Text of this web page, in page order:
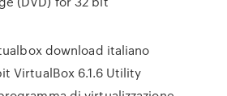
download italiano
VirtualBox 6.1.6 Utility